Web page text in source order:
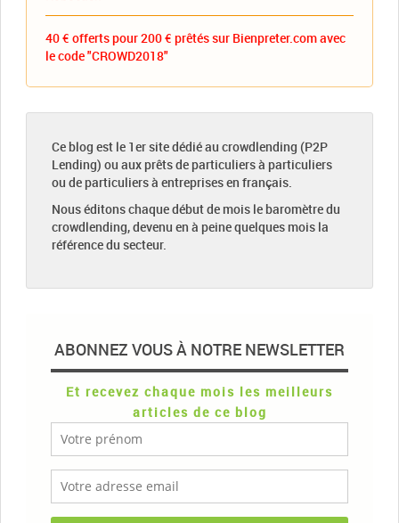
40 € offerts pour 200 € prêtés sur Bienpreter.com avec
le code "CROWD2018"
Ce blog est le 1er site dédié au crowdlending (P2P
Lending) ou aux prêts de particuliers à particuliers
ou de particuliers à entreprises en français.
Nous éditons chaque début de mois le baromètre du
crowdlending, devenu en à peine quelques mois la
référence du secteur.
ABONNEZ VOUS À NOTRE NEWSLETTER
Et recevez chaque mois les meilleurs
articles de ce blog